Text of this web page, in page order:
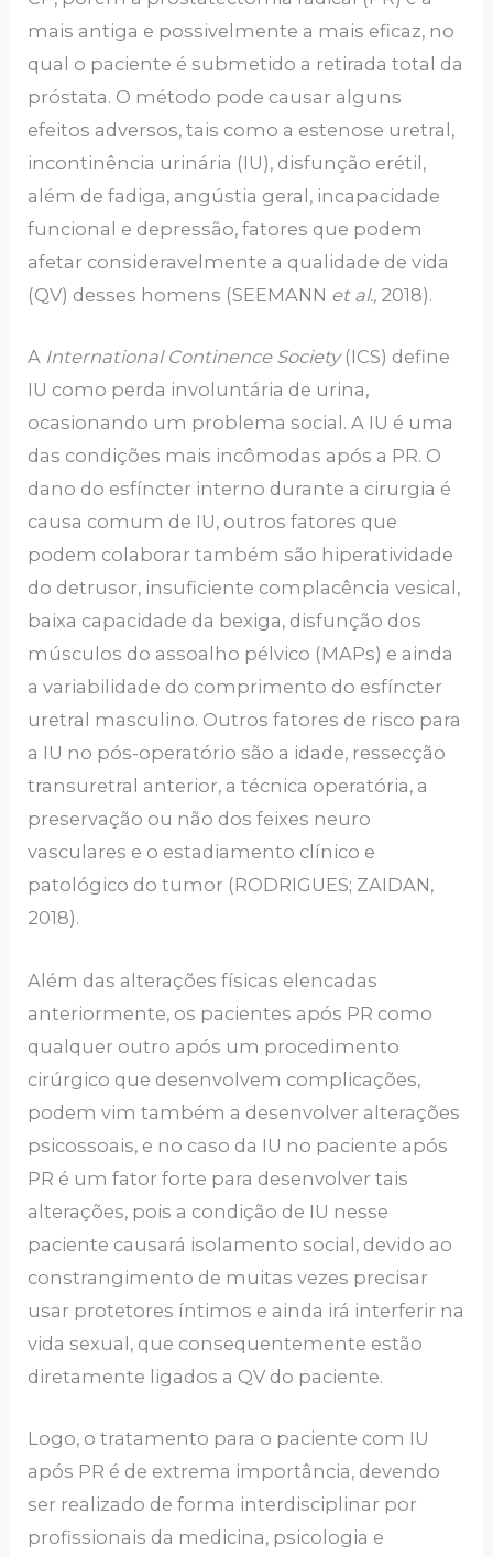
mais antiga e possivelmente a mais eficaz, no
qual o paciente é submetido a retirada total da
próstata. O método pode causar alguns
efeitos adversos, tais como a estenose uretral,
incontinência urinária (IU), disfunção erétil,
além de fadiga, angústia geral, incapacidade
funcional e depressão, fatores que podem
afetar consideravelmente a qualidade de vida
(QV) desses homens (SEEMANN et al., 2018).
A International Continence Society (ICS) define
IU como perda involuntária de urina,
ocasionando um problema social. A IU é uma
das condições mais incômodas após a PR. O
dano do esfíncter interno durante a cirurgia é
causa comum de IU, outros fatores que
podem colaborar também são hiperatividade
do detrusor, insuficiente complacência vesical,
baixa capacidade da bexiga, disfunção dos
músculos do assoalho pélvico (MAPs) e ainda
a variabilidade do comprimento do esfíncter
uretral masculino. Outros fatores de risco para
a IU no pós-operatório são a idade, ressecção
transuretral anterior, a técnica operatória, a
preservação ou não dos feixes neuro
vasculares e o estadiamento clínico e
patológico do tumor (RODRIGUES; ZAIDAN,
2018).
Além das alterações físicas elencadas
anteriormente, os pacientes após PR como
qualquer outro após um procedimento
cirúrgico que desenvolvem complicações,
podem vim também a desenvolver alterações
psicossoais, e no caso da IU no paciente após
PR é um fator forte para desenvolver tais
alterações, pois a condição de IU nesse
paciente causará isolamento social, devido ao
constrangimento de muitas vezes precisar
usar protetores íntimos e ainda irá interferir na
vida sexual, que consequentemente estão
diretamente ligados a QV do paciente.
Logo, o tratamento para o paciente com IU
após PR é de extrema importância, devendo
ser realizado de forma interdisciplinar por
profissionais da medicina, psicologia e